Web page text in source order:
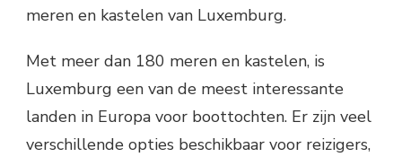
meren en kastelen van Luxemburg.
Met meer dan 180 meren en kastelen, is
Luxemburg een van de meest interessante
landen in Europa voor boottochten. Er zijn veel
verschillende opties beschikbaar voor reizigers,